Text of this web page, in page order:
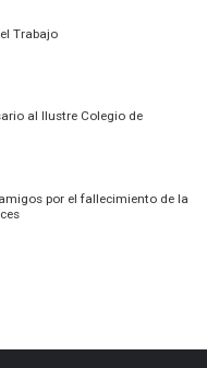
Trabajo
al Ilustre Colegio de
por el fallecimiento de la